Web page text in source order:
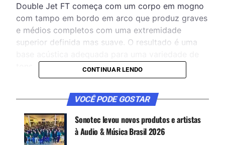
Double Jet FT começa com um corpo em mogno
com tampo em bordo em arco que produz graves
e médios completos com uma extremidade
superior definida mas suave. O resultado é uma
CONTINUE ACOMPANHANDO
Receba novas matérias do Música & Mercado no
WhatsApp e no Google News.
CONTINUAR LENDO
VOCÊ PODE GOSTAR
Sonotec levou novos produtos e artistas
à Audio & Música Brasil 2026